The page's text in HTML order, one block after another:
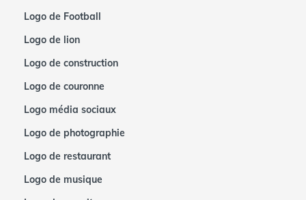
Logo de Football
Logo de lion
Logo de construction
Logo de couronne
Logo média sociaux
Logo de photographie
Logo de restaurant
Logo de musique